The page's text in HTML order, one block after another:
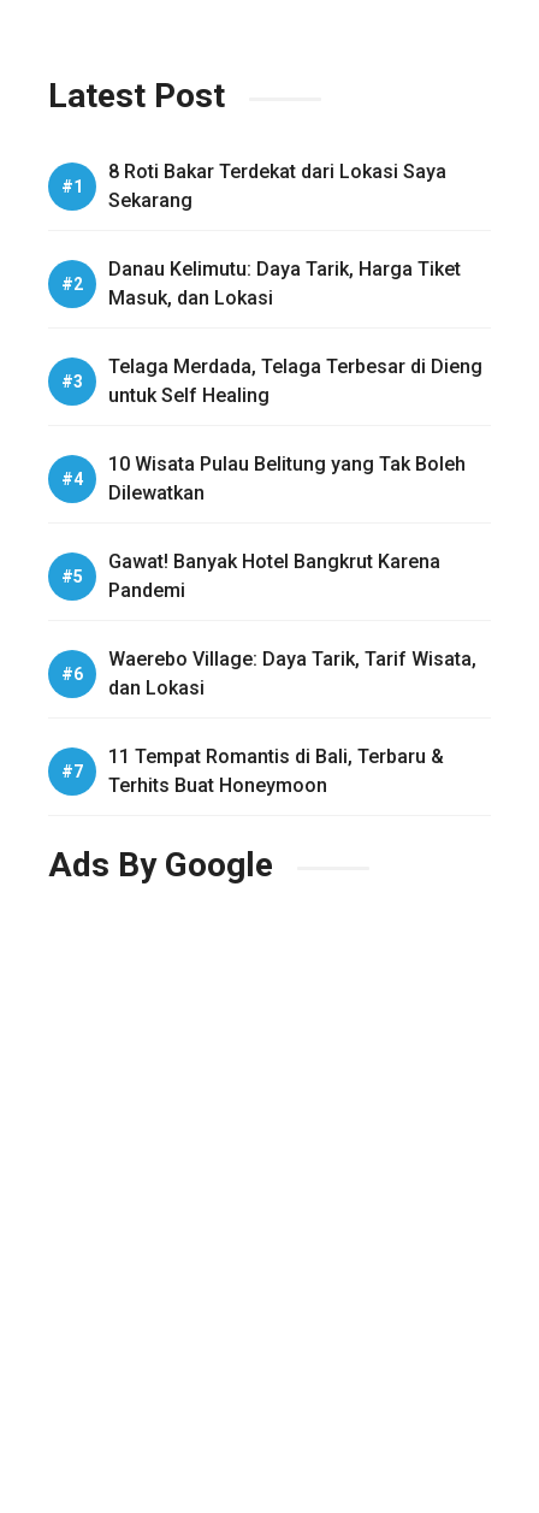
Latest Post
8 Roti Bakar Terdekat dari Lokasi Saya
Sekarang
Danau Kelimutu: Daya Tarik, Harga Tiket
Masuk, dan Lokasi
Telaga Merdada, Telaga Terbesar di Dieng
untuk Self Healing
10 Wisata Pulau Belitung yang Tak Boleh
Dilewatkan
Gawat! Banyak Hotel Bangkrut Karena
Pandemi
Waerebo Village: Daya Tarik, Tarif Wisata,
dan Lokasi
11 Tempat Romantis di Bali, Terbaru &
Terhits Buat Honeymoon
Ads By Google